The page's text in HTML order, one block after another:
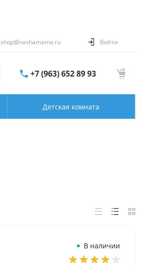
shop@nashamama.ru Войти
+7 (963) 652 89 93
Детская комната
В наличии